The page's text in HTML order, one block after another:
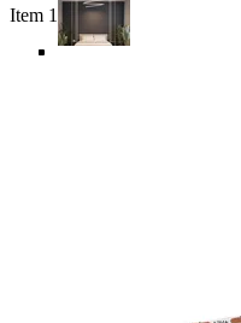
Item 1 of 6